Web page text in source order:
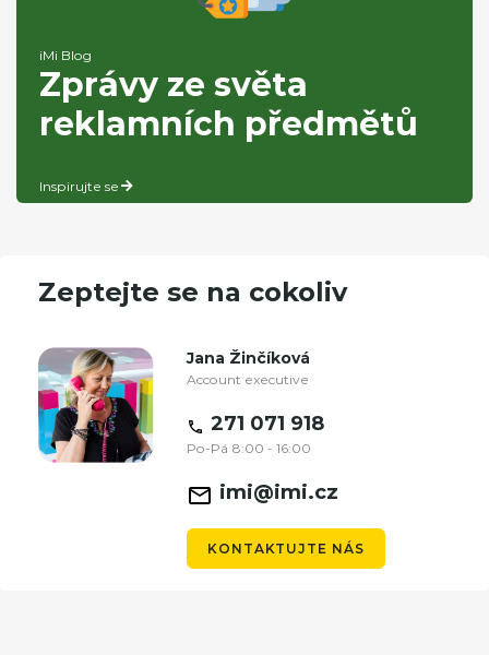
iMi Blog
Zprávy ze světa
reklamních předmětů
Inspirujte se
Zeptejte se na cokoliv
Jana Žinčíková
Account executive
271 071 918
Po-Pá 8:00 - 16:00
imi@imi.cz
KONTAKTUJTE NÁS